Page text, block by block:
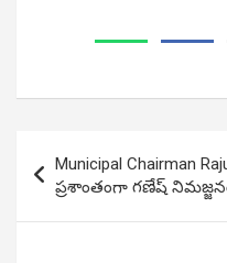
navigation
Municipal Chairman
ప్రశాంతంగా గణేష్